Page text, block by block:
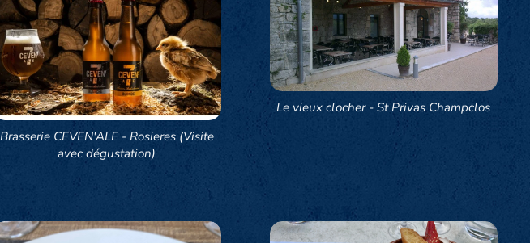
Brasserie CEVEN'ALE - Rosieres (Visite
avec dégustation)
Le vieux clocher - St Privas Champclos